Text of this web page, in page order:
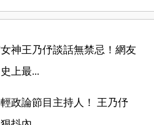
神王乃伃談話無禁忌！網友
上最...
政論節目主持人！ 王乃伃